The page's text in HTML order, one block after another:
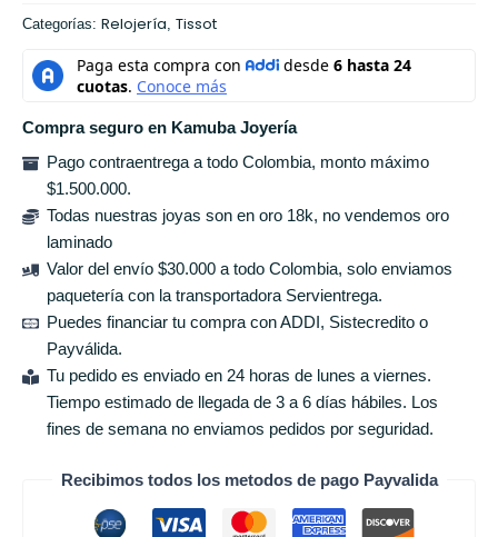
Categorías: Relojería, Tissot
Compra seguro en Kamuba Joyería
Pago contraentrega a todo Colombia, monto máximo
$1.500.000.
Todas nuestras joyas son en oro 18k, no vendemos oro
laminado
Valor del envío $30.000 a todo Colombia, solo enviamos
paquetería con la transportadora Servientrega.
Puedes financiar tu compra con ADDI, Sistecredito o
Payválida.
Tu pedido es enviado en 24 horas de lunes a viernes.
Tiempo estimado de llegada de 3 a 6 días hábiles. Los
fines de semana no enviamos pedidos por seguridad.
Recibimos todos los metodos de pago Payvalida